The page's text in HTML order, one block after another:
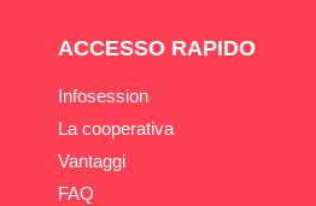
ACCESSO RAPIDO
Infosession
La cooperativa
Vantaggi
FAQ